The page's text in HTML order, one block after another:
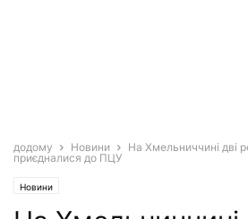
додому Новини
На Хмельниччині дві
приєдналися до ПЦУ
Новини